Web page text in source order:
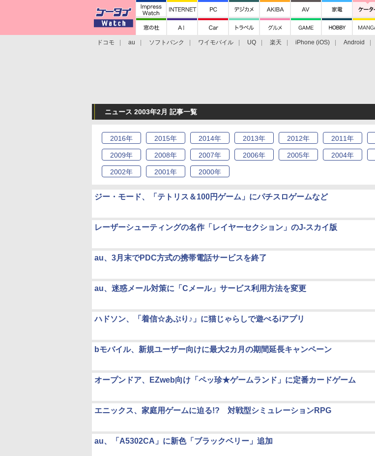
ドコモ au ソフトバンク ワイモバイル UQ 楽天 iPhone (iOS) Android
ニュース 2003年2月 記事一覧
2016年 2015年 2014年 2013年 2012年 2011年
2009年 2008年 2007年 2006年 2005年 2004年
2002年 2001年 2000年
ジー・モード、「テトリス＆100円ゲーム」にパチスロゲームなど
レーザーシューティングの名作「レイヤーセクション」のJ-スカイ版
au、3月末でPDC方式の携帯電話サービスを終了
au、迷惑メール対策に「Cメール」サービス利用方法を変更
ハドソン、「着信☆あぷり♪」に猫じゃらしで遊べるiアプリ
bモバイル、新規ユーザー向けに最大2カ月の期間延長キャンペーン
オープンドア、EZweb向け「ペッ珍★ゲームランド」に定番カードゲーム
エニックス、家庭用ゲームに迫る!? 対戦型シミュレーションRPG
au、「A5302CA」に新色「ブラックベリー」追加